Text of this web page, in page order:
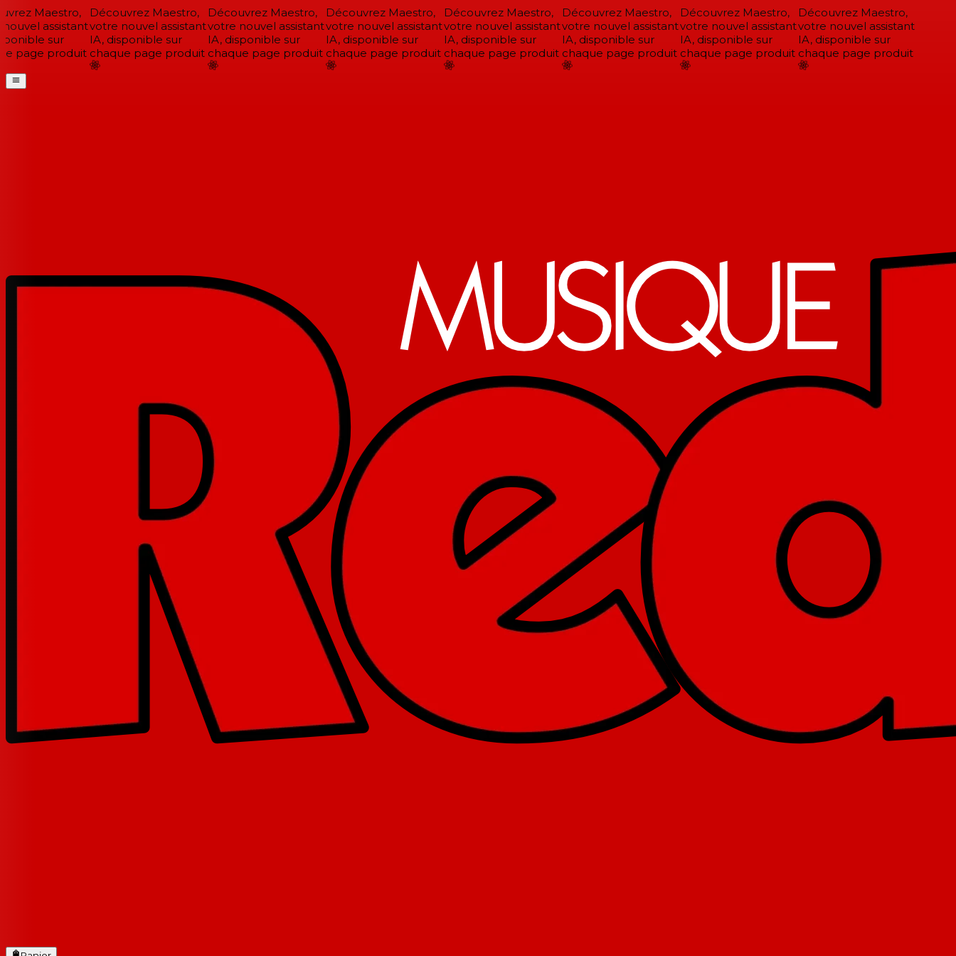
Maestro,
assistant
sur
page produit
Découvrez Maestro,
votre nouvel assistant
IA, disponible sur
chaque page produit
Découvrez Maestro,
votre nouvel assistant
IA, disponible sur
chaque page produit
Découvrez Maestro,
votre nouvel assistant
IA, disponible sur
chaque page produit
Découvrez Maestro,
votre nouvel assistant
IA, disponible sur
chaque page produit
Découvrez Maestro,
votre nouvel assistant
IA, disponible sur
chaque page produit
Découvrez Maestro,
votre nouvel assistant
IA, disponible sur
chaque page produit
Découvrez Maestro,
votre nouvel assistant
IA, disponible sur
chaque page produit